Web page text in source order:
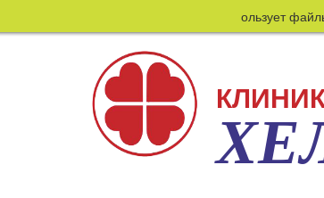
Этот сайт использует